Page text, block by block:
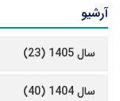
آرشیو
سال 1405 (23)
سال 1404 (40)